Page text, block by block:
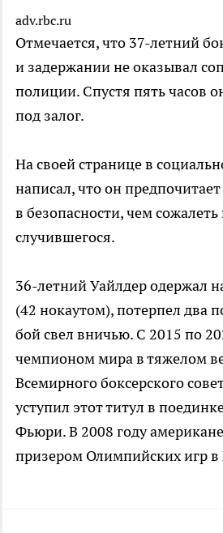
adv.rbc.ru
Отмечается, что 37-летний
и задержании не оказывал
полиции. Спустя пять часов
под залог.
На своей странице в
написал, что он предпочитает
в безопасности, чем
случившегося.
36-летний Уайлдер одержал
(42 нокаутом), потерпел два
бой свел вничью. С 2015 по
чемпионом мира в тяжелом
Всемирного боксерского
уступил этот титул в
Фьюри. В 2008 году
призером Олимпийских игр в